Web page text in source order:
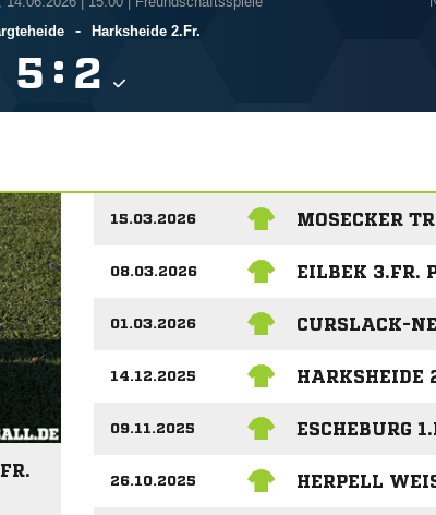
- Harksheide 2.Fr.
 : 
15.03.2026 MOSECKER
08.03.2026 EILBEK 3.FR.
01.03.2026 CURSLACK-
14.12.2025 HARKSHEIDE
09.11.2025 ESCHEBURG
26.10.2025 HERPELL